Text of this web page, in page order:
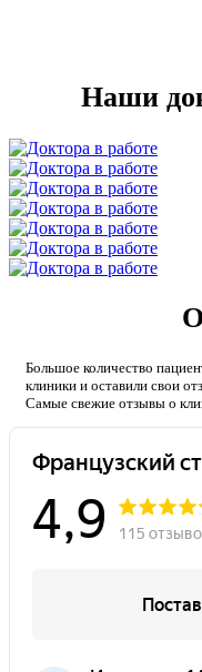
Наши
Большое количество
клиники и оставили свои
Caмые свежие отзывы о